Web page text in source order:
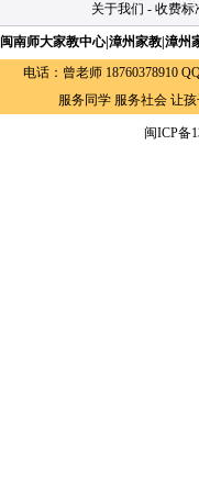
关于我们 - 收费标
闽南师大家教中心|漳州家教|漳州
电话：曾老师 18760378910
服务同学 服务社会 让
闽ICP备